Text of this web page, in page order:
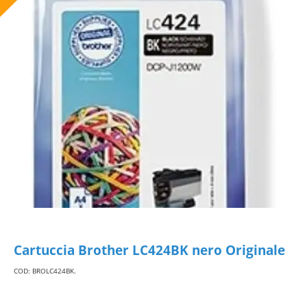
Cartuccia Brother LC424BK nero Originale
COD: BROLC424BK.